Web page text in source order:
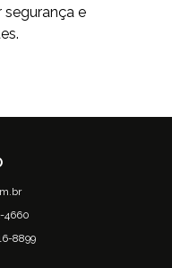
segurança e
4660
8899